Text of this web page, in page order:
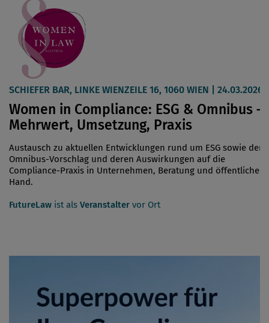
SCHIEFER BAR, LINKE WIENZEILE 16, 1060 WIEN | 24.03.2026
Women in Compliance: ESG & Omnibus –
Mehrwert, Umsetzung, Praxis
Austausch zu aktuellen Entwicklungen rund um ESG sowie den
Omnibus-Vorschlag und deren Auswirkungen auf die
Compliance-Praxis in Unternehmen, Beratung und öffentlicher
Hand.
FutureLaw ist als Veranstalter vor Ort